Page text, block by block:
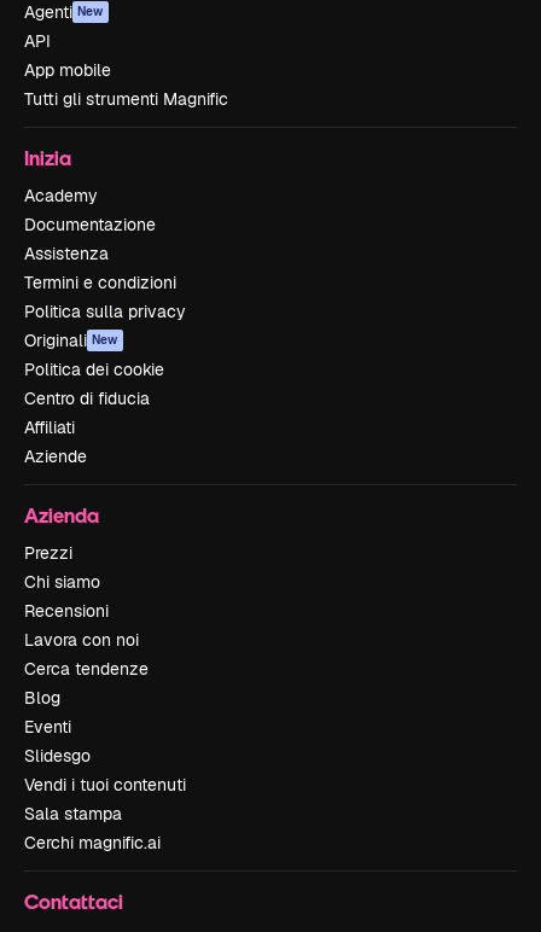
Agenti New
API
App mobile
Tutti gli strumenti Magnific
Inizia
Academy
Documentazione
Assistenza
Termini e condizioni
Politica sulla privacy
Originali New
Politica dei cookie
Centro di fiducia
Affiliati
Aziende
Azienda
Prezzi
Chi siamo
Recensioni
Lavora con noi
Cerca tendenze
Blog
Eventi
Slidesgo
Vendi i tuoi contenuti
Sala stampa
Cerchi magnific.ai
Contattaci